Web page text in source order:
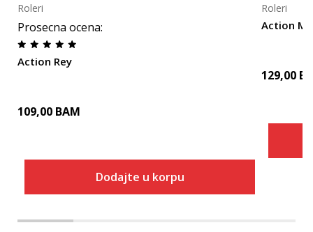
Prosecna ocena:
Action Rey
Roleri
109,00 BAM
Dodajte u korpu
Action Mo
Roleri
129,00